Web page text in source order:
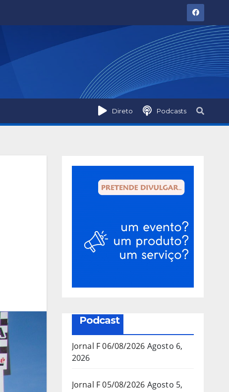
Direto Podcasts
Podcast
Jornal F 06/08/2026 Agosto 6,
2026
Jornal F 05/08/2026 Agosto 5,